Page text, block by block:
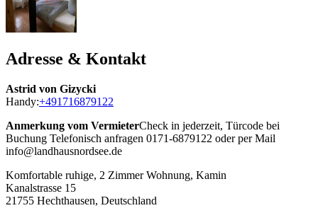
Adresse & Kontakt
Astrid von Gizycki
Handy:+491716879122
Anmerkung vom VermieterCheck in jederzeit, Türcode bei
Buchung Telefonisch anfragen 0171-6879122 oder per Mail
info@landhausnordsee.de
Komfortable ruhige, 2 Zimmer Wohnung, Kamin
Kanalstrasse 15
21755 Hechthausen, Deutschland